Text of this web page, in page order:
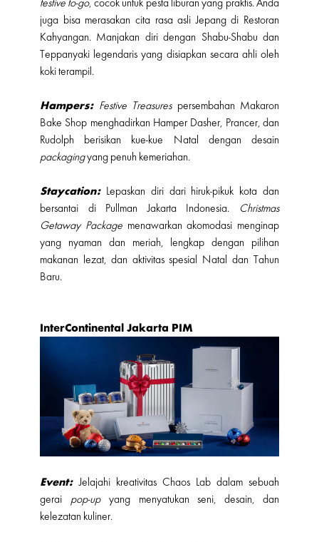
juga bisa merasakan cita rasa asli Jepang di Restoran
Kahyangan. Manjakan diri dengan Shabu-Shabu dan
Teppanyaki legendaris yang disiapkan secara ahli oleh
koki terampil.
Hampers: Festive Treasurespersembahan Makaron
Bake Shop menghadirkan Hamper Dasher, Prancer, dan
Rudolph berisikan kue-kue Natal dengan desain
packagingyang penuh kemeriahan.
Staycation:Lepaskan diri dari hiruk-pikuk kota dan
bersantai di Pullman Jakarta Indonesia.
Christmas
Getaway Packagemenawarkan akomodasi menginap
yang nyaman dan meriah, lengkap dengan pilihan
makanan lezat, dan aktivitas spesial Natal dan Tahun
Baru.
InterContinental Jakarta PIM
Event:Jelajahi kreativitas Chaos Lab dalam sebuah
gerai pop-upyang menyatukan seni, desain, dan
kelezatan kuliner.